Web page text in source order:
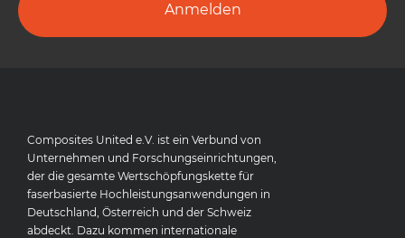
Anmelden
Composites United e.V. ist ein Verbund von
Unternehmen und Forschungseinrichtungen,
der die gesamte Wertschöpfungskette für
faserbasierte Hochleistungsanwendungen in
Deutschland, Österreich und der Schweiz
abdeckt. Dazu kommen internationale